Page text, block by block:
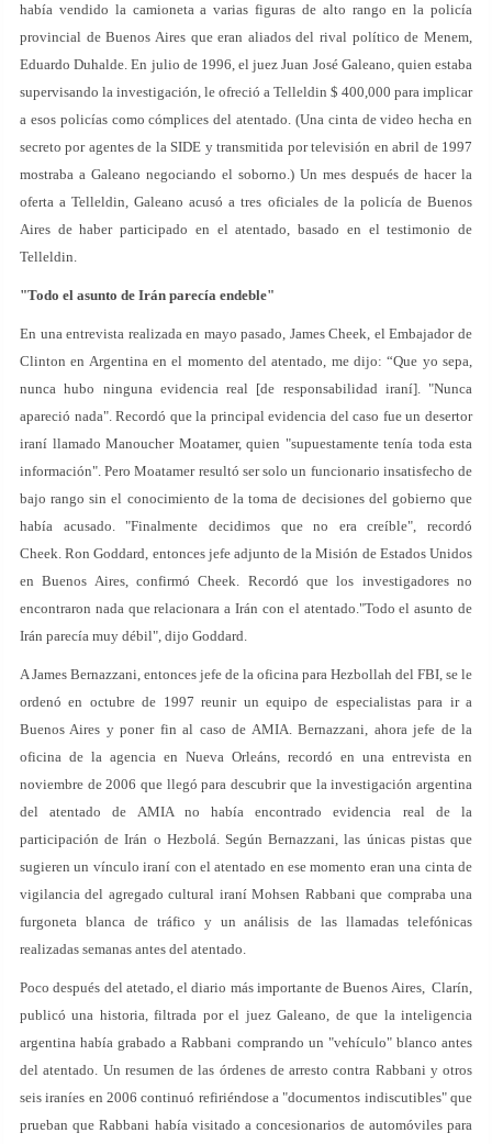
había vendido la camioneta a varias figuras de alto rango en la policía
provincial de Buenos Aires que eran aliados del rival político de Menem,
Eduardo Duhalde. En julio de 1996, el juez Juan José Galeano, quien estaba
supervisando la investigación, le ofreció a Telleldin $ 400,000 para implicar
a esos policías como cómplices del atentado. (Una cinta de video hecha en
secreto por agentes de la SIDE y transmitida por televisión en abril de 1997
mostraba a Galeano negociando el soborno.) Un mes después de hacer la
oferta a Telleldin, Galeano acusó a tres oficiales de la policía de Buenos
Aires de haber participado en el atentado, basado en el testimonio de
Telleldin.
"Todo el asunto de Irán parecía endeble"
En una entrevista realizada en mayo pasado, James Cheek, el Embajador de
Clinton en Argentina en el momento del atentado, me dijo: “Que yo sepa,
nunca hubo ninguna evidencia real [de responsabilidad iraní]. "Nunca
apareció nada". Recordó que la principal evidencia del caso fue un desertor
iraní llamado Manoucher Moatamer, quien "supuestamente tenía toda esta
información". Pero Moatamer resultó ser solo un funcionario insatisfecho de
bajo rango sin el conocimiento de la toma de decisiones del gobierno que
había acusado. "Finalmente decidimos que no era creíble", recordó
Cheek. Ron Goddard, entonces jefe adjunto de la Misión de Estados Unidos
en Buenos Aires, confirmó Cheek. Recordó que los investigadores no
encontraron nada que relacionara a Irán con el atentado."Todo el asunto de
Irán parecía muy débil", dijo Goddard.
A James Bernazzani, entonces jefe de la oficina para Hezbollah del FBI, se le
ordenó en octubre de 1997 reunir un equipo de especialistas para ir a
Buenos Aires y poner fin al caso de AMIA. Bernazzani, ahora jefe de la
oficina de la agencia en Nueva Orleáns, recordó en una entrevista en
noviembre de 2006 que llegó para descubrir que la investigación argentina
del atentado de AMIA no había encontrado evidencia real de la
participación de Irán o Hezbolá. Según Bernazzani, las únicas pistas que
sugieren un vínculo iraní con el atentado en ese momento eran una cinta de
vigilancia del agregado cultural iraní Mohsen Rabbani que compraba una
furgoneta blanca de tráfico y un análisis de las llamadas telefónicas
realizadas semanas antes del atentado.
Poco después del atetado, el diario más importante de Buenos Aires, Clarín,
publicó una historia, filtrada por el juez Galeano, de que la inteligencia
argentina había grabado a Rabbani comprando un "vehículo" blanco antes
del atentado. Un resumen de las órdenes de arresto contra Rabbani y otros
seis iraníes en 2006 continuó refiriéndose a "documentos indiscutibles" que
prueban que Rabbani había visitado a concesionarios de automóviles para